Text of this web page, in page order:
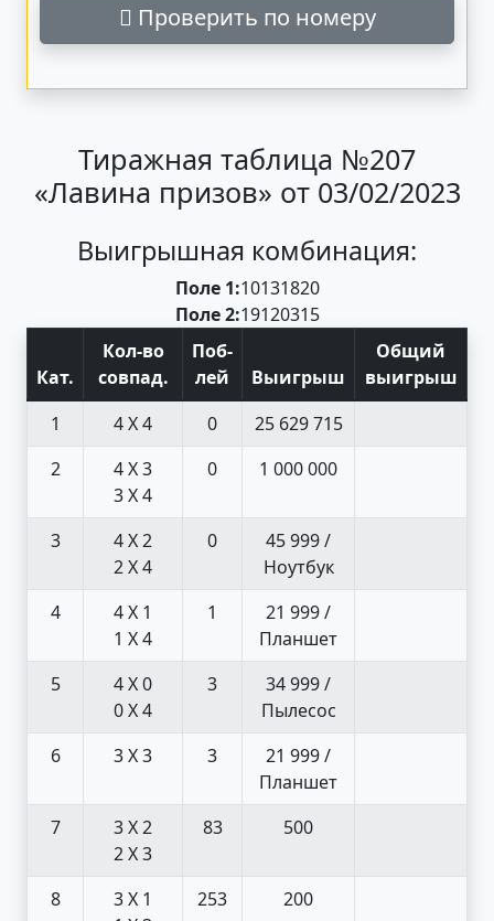
Проверить по номеру
Тиражная таблица №207
«Лавина призов» от 03/02/2023
Выигрышная комбинация:
Поле 1:10131820
Поле 2:19120315
Кат.
Кол-во
совпад.
Поб-
лей
Выигрыш
Общий
выигрыш
1
4 X 4 0
25 629 715
2
4 X 3
3 X 4
0 1 000 000
3
4 X 2
2 X 4
0
45 999 /
Ноутбук
4
4 X 1
1 X 4
1
21 999 /
Планшет
5
4 X 0
0 X 4
3
34 999 /
Пылесос
6
3 X 3 3
21 999 /
Планшет
7
3 X 2
2 X 3
83 500
8
3 X 1
253 200